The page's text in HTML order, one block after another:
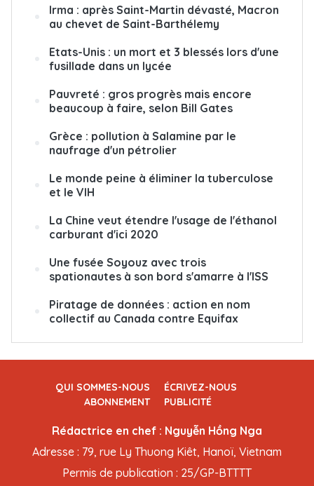
Irma : après Saint-Martin dévasté, Macron
au chevet de Saint-Barthélemy
Etats-Unis : un mort et 3 blessés lors d'une
fusillade dans un lycée
Pauvreté : gros progrès mais encore
beaucoup à faire, selon Bill Gates
Grèce : pollution à Salamine par le
naufrage d'un pétrolier
Le monde peine à éliminer la tuberculose
et le VIH
La Chine veut étendre l'usage de l'éthanol
carburant d'ici 2020
Une fusée Soyouz avec trois
spationautes à son bord s'amarre à l'ISS
Piratage de données : action en nom
collectif au Canada contre Equifax
QUI SOMMES-NOUS
ÉCRIVEZ-NOUS
ABONNEMENT
PUBLICITÉ
Rédactrice en chef : Nguyễn Hồng Nga
Adresse : 79, rue Ly Thuong Kiêt, Hanoï, Vietnam
Permis de publication : 25/GP-BTTTT